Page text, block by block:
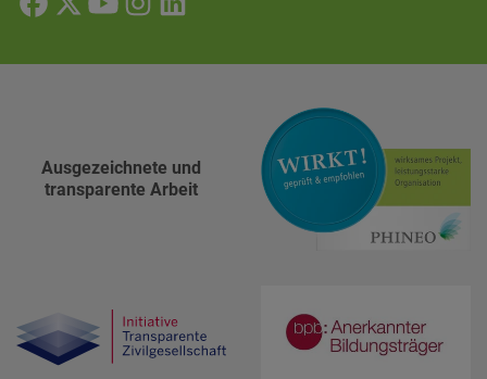
Ausgezeichnete und
transparente Arbeit